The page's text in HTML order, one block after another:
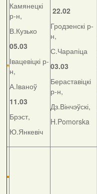
Камянецкі
р-н,
В.Кузько
05.03
Івацевіцкі р-
н,
А.Іваноў
11.03
Брэст,
Ю.Янкевіч
22.02
Гродзенскі р-
н,
С.Чарапіца
03.03
Бераставіцкі
р-н,
Дз.Вінчэўскі,
H.Pomorska